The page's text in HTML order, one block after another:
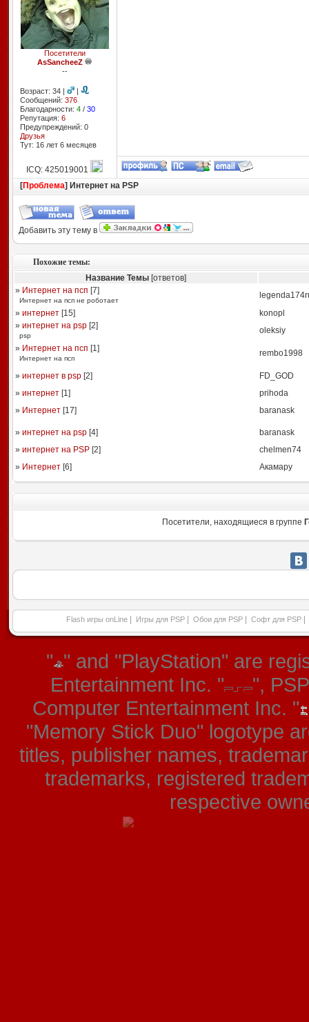
Посетители
AsSancheeZ
--
Возраст: 34 |
|
Сообщений: 376
Благодарности: 4/ 30
Репутация: 6
Предупреждений: 0
Друзья
Тут: 16 лет 6 месяцев
ICQ: 425019001
[Проблема] Интернет на PSP
Добавить эту тему в
Похожие темы:
Название Темы[ответов]
» Интернет на псп [7]
Интернет на псп не роботает
» интернет[15]
konopl
» интернет на psp[2]
psp
oleksiy
» Интернет на псп [1]
Интернет на псп
rembo1998
» интернет в psp[2]
FD_GOD
» интернет[1]
prihoda
» Интернет[17] baranask
» интернет на psp[4]
baranask
» интернет на PSP[2]
chelmen74
» Интернет[6] Акамару
Посетители, находящиеся в группе
Flash игры onLine Игры для PSP Обои для PSP Софт для PSP
" " and "PlayStation" are
Entertainment Inc. "
",
Computer Entertainment Inc. "
"Memory Stick Duo" logotype
titles, publisher names,
trademarks, registered
respective